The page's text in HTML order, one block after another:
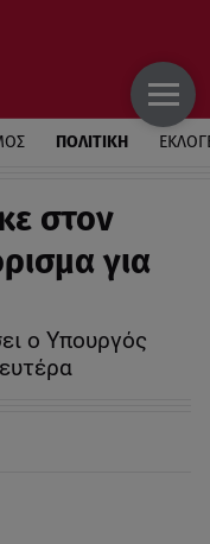
ΠΟΛΙΤΙΚΗ
στον
για
ο Υπουργός